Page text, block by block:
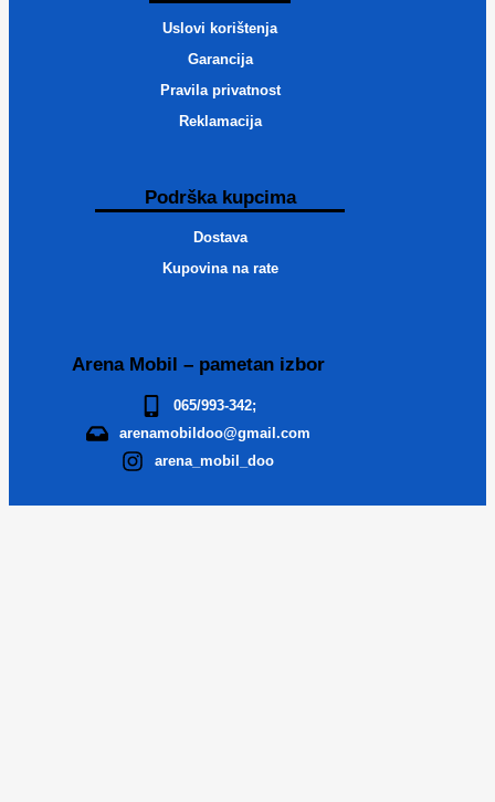
Uslovi korištenja
Garancija
Pravila privatnost
Reklamacija
Podrška kupcima
Dostava
Kupovina na rate
Arena Mobil – pametan izbor
065/993-342;
arenamobildoo@gmail.com
arena_mobil_doo